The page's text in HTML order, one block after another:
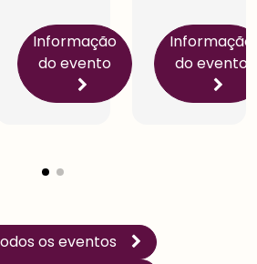
Informação
do evento
Informação
do evento
os eventos
criados para você.